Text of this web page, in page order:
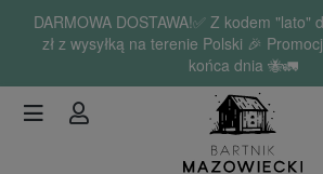
DARMOWA DOSTAWA!✅ Z kodem "lato"
zł z wysyłką na terenie Polski 🎉
końca dnia 🐝🚛